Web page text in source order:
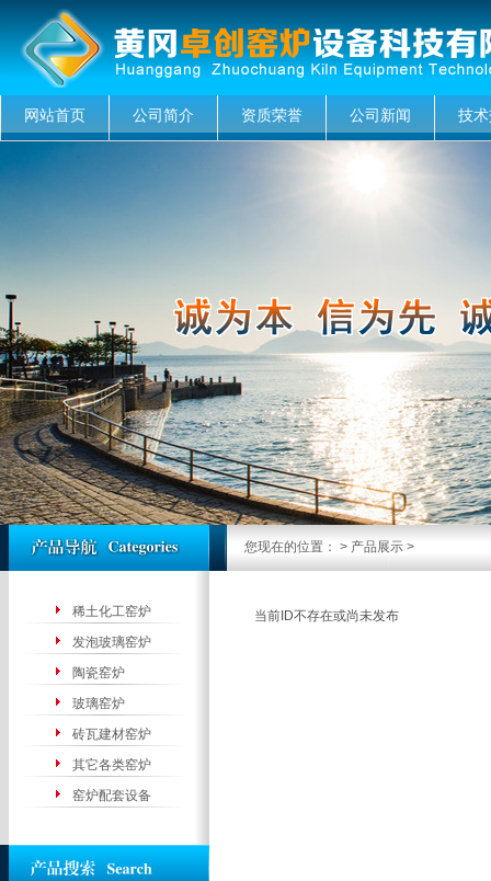
网站首页 公司简介 资质荣誉 公司新闻 技
稀土化工窑炉
发泡玻璃窑炉
陶瓷窑炉
玻璃窑炉
砖瓦建材窑炉
其它各类窑炉
窑炉配套设备
您现在的位置： > 产品展示 >
当前ID不存在或尚未发布